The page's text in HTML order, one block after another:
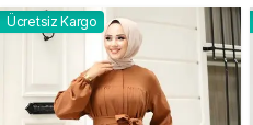
Ücretsiz Kargo